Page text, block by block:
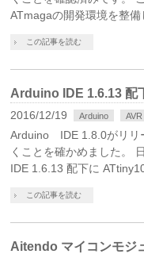
ATmagaの開発環境を整
この記事を読む
Arduino IDE 1.6.13 配
2016/12/19 Arduino AVR
Arduino IDE 1.8.0がリリ
くことを確かめました。
IDE 1.6.13 配下に
この記事を読む
Aitendo マイコンモジ